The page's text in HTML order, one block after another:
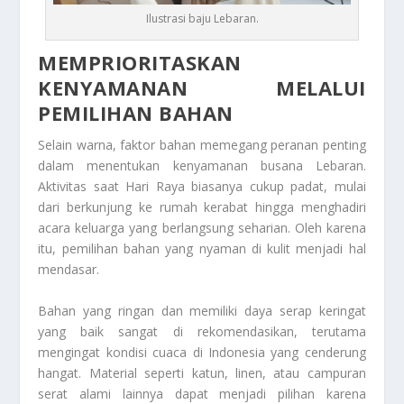
Ilustrasi baju Lebaran.
MEMPRIORITASKAN
KENYAMANAN MELALUI
PEMILIHAN BAHAN
Selain warna, faktor bahan memegang peranan penting
dalam menentukan kenyamanan busana Lebaran.
Aktivitas saat Hari Raya biasanya cukup padat, mulai
dari berkunjung ke rumah kerabat hingga menghadiri
acara keluarga yang berlangsung seharian. Oleh karena
itu, pemilihan bahan yang nyaman di kulit menjadi hal
mendasar.
Bahan yang ringan dan memiliki daya serap keringat
yang baik sangat di rekomendasikan, terutama
mengingat kondisi cuaca di Indonesia yang cenderung
hangat. Material seperti katun, linen, atau campuran
serat alami lainnya dapat menjadi pilihan karena